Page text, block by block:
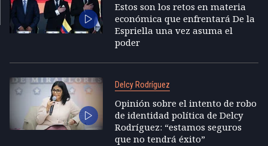
Estos son los retos en materia
económica que enfrentará De la
Espriella una vez asuma el
poder
Delcy Rodríguez
Opinión sobre el intento de robo
de identidad política de Delcy
Rodríguez: “estamos seguros
que no tendrá éxito”